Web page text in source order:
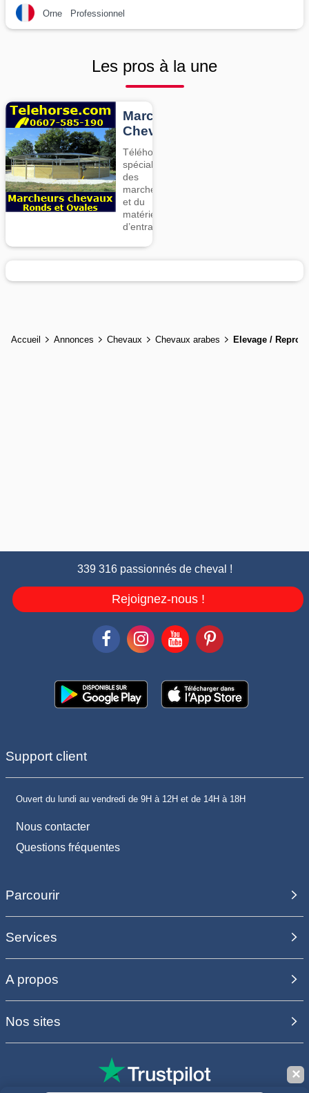
Orne Professionnel
Les pros à la une
Marcheurs
Chevaux
Téléhorse,
spécialiste
des
marcheurs
et du
matériel
d’entrainement
Accueil Annonces Chevaux Chevaux arabes Elevage /
339 316 passionnés de cheval !
Rejoignez-nous !
Support client
Ouvert du lundi au vendredi de 9H à 12H et de 14H à 18H
Nous contacter
Questions fréquentes
Parcourir
Services
A propos
Nos sites
✕